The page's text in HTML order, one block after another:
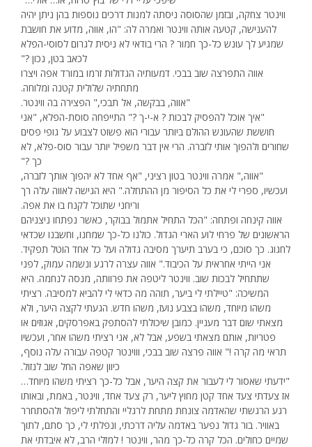
ווינטר צחקה, ובזמן שהסוסה ניסתה למנות דרכים נוספות בהן ניתן יהיה
להענישה, קטעה אותה ווינטר ואמרה לה: "הו, אווה, מדוע את חושבת
שמגיע לך עונש כל-כך חמור ? הרי בודאי לא ניסית לגרום לסוסי-הפלא
לכאב בטן, נכון ?"
אווה התפרצה שוב בבכי. דמעותיה הגדולות זרמו במורד אפה ויצרו
מתחתיה שלולית קטנה ומלוחה.
"אווה, בבקשה, אל תבכי," הפצירה בה ווינטר.
"איך אוכל להפסיק לבכות ? א-י-ך ?" התייפחה סוסת-הפלא, "אני
חוששת שהעונש ההולם ביותר עבורי הוא פשוט לצבוע על גופי פסים
שחורים ולהפוך אותי לזברה. הרי אין דבר משפיל יותר עבור סוס-פלא, לא
כך ?"
"אווה," אמרה ווינטר בטון רציני, "אף אחד לא יהפוך אותך לזברה,
ועכשיו, ספרי לי את כל הסיפור מן ההתחלה." היא הגישה לאווה עלה רך
וריחני שתוכל לקנח בו את אפה.
אווה קינחה ופתחה: "הכל התחיל אתמול בבוקר, כאשר נפתחו ניצניהם
הראשונים של פרחי לוע הארי הגדול. כולנו כל-כך שמחנו, וחשבנו שכדאי
לחגוג. כך סוכם, כי בערב תיערך מסיבה גדולה ועל כל אחד הוטל תפקיד.
אני הייתי אחראית על הכיבוד." אווה עצרה לרגע ונשמה עמוק, לפני
שתתחיל לבכות שוב. ווינטר ליטפה את פרוותה, מנסה לנחמה. היא
המשיכה: "טיילתי לי ביער, תוהה מה כדאי לי להביא למסיבה. רציתי
משהו מיוחד, משהו בצבע נועז, משהו חדש. הגעתי לקצה היער, ולא
מצאתי שום דבר מעניין. כמובן שיכולתי להסתפק באפרסקים, אגוזים או
פטריות, אותם מצאתי בשפע, אבל לא, אני רציתי משהו אחר, ועכשיו
תראי מה קרה !" אווה פרצה שוב בבכי, וווינטר קטפה עבורה עלה נוסף,
כיוון שאפה החל שוב לנזול.
"ידעתי שאסור לי לעבור את קצה היער, אבל כל-כך רציתי משהו מיוחד…
אז צעדתי צעד אחד קטן מחוץ ליער, רק צעד אחד, ווינטר, באמת, ובאותו
רגע הרגשתי שהאדמה צונחת מתחת לרגליי והתחלתי ליפול ולהסתחרר
באוויר. בור גדול נפער באדמה עליה דרכתי, ונפלתי לי, כך סתם, לתוך
שמיים כחולים. הכל קרה כל-כך מהר, ווינטר ! למזלי הרב, לא איבדתי את